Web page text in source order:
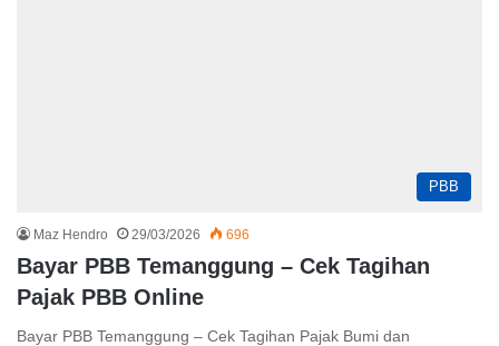
PBB
Maz Hendro 29/03/2026 696
Bayar PBB Temanggung – Cek Tagihan
Pajak PBB Online
Bayar PBB Temanggung – Cek Tagihan Pajak Bumi dan